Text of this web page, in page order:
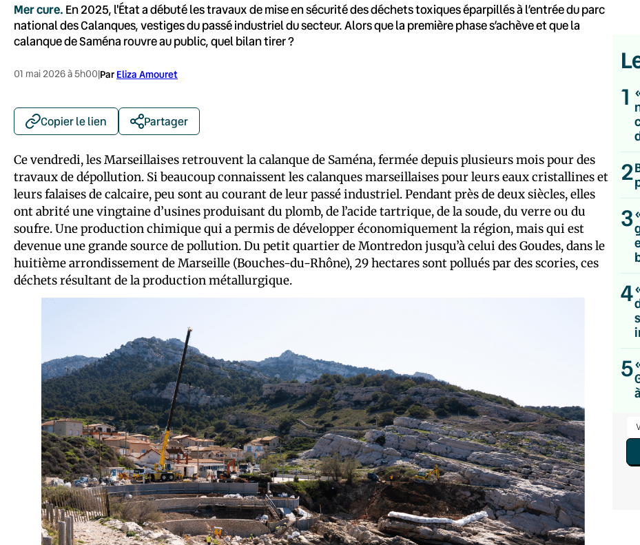
Mer cure. En 2025, l'État a débuté les travaux de mise en sécurité des déchets toxiques éparpillés à l’entrée du parc
national des Calanques, vestiges du passé industriel du secteur. Alors que la première phase s’achève et que la
calanque de Saména rouvre au public, quel bilan tirer ?
01 mai 2026 à 5h00|Par Eliza Amouret
Copier le lien Partager
Ce vendredi, les Marseillais·es retrouvent la calanque de Saména, fermée depuis plusieurs mois pour des
travaux de dépollution. Si beaucoup connaissent les calanques marseillaises pour leurs eaux cristallines et
leurs falaises de calcaire, peu sont au courant de leur passé industriel. Pendant près de deux siècles, elles
ont abrité une vingtaine d’usines produisant du plomb, de l’acide tartrique, de la soude, du verre ou du
soufre. Une production chimique qui a permis de développer économiquement la région, mais qui est
devenue une grande source de pollution. Du petit quartier de Montredon jusqu’à celui des Goudes, dans le
huitième arrondissement de Marseille (Bouches-du-Rhône), 29 hectares sont pollués par des scories, ces
déchets résultant de la production métallurgique.
1
2
3
4
5